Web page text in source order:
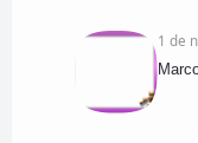
1 de